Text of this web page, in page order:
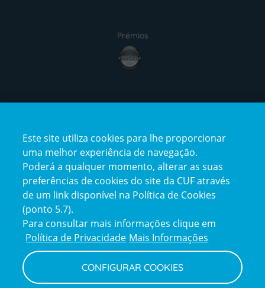
Prémios
award4
certification2certification3
Reclamações
e
elogios
Este site utiliza cookies para lhe proporcionar
uma melhor experiência de navegação.
Poderá a qualquer momento, alterar as suas
preferências de cookies do site da CUF através
de um link disponível na Política de Cookies
(ponto 5.7).
Para consultar mais informações clique em
Política de Privacidade Mais Informações
CONFIGURAR COOKIES